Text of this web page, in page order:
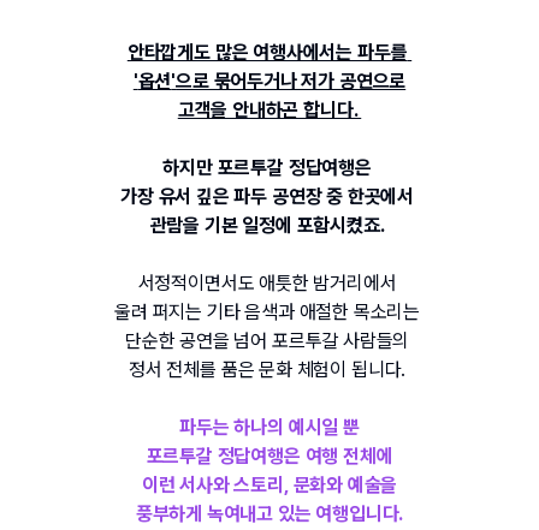
안타깝게도 많은 여행사에서는 파두를
'옵션'으로 묶어두거나 저가 공연으로
고객을 안내하곤 합니다.
하지만 포르투갈 정답여행은
가장 유서 깊은 파두 공연장 중 한곳에서
관람을 기본 일정에 포함시켰죠.
서정적이면서도 애틋한 밤거리에서
울려 퍼지는 기타 음색과 애절한 목소리는
단순한 공연을 넘어 포르투갈 사람들의
정서 전체를 품은 문화 체험이 됩니다.
파두는 하나의 예시일 뿐
포르투갈 정답여행은 여행 전체에
이런 서사와 스토리, 문화와 예술을
풍부하게 녹여내고 있는 여행입니다.